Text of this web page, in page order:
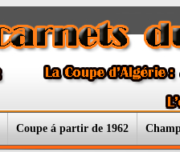
Coupe á partir de 1962